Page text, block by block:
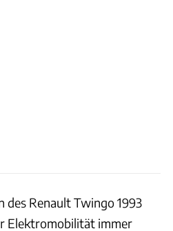
des Renault Twingo 1993
Elektromobilität immer